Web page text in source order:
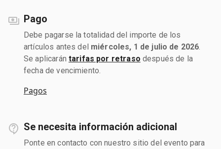
Pago
Debe pagarse la totalidad del importe de los
artículos antes del miércoles, 1 de julio de 2026
Se aplicarán tarifas por retraso después de la
fecha de vencimiento.
Pagos
Se necesita información adicional
Ponte en contacto con nuestro sitio del evento para